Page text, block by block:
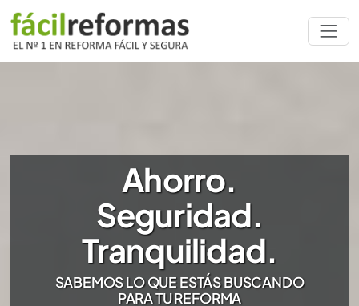
Ahorro.
Seguridad.
Tranquilidad.
SABEMOS LO QUE ESTÁS BUSCANDO
PARA TU REFORMA